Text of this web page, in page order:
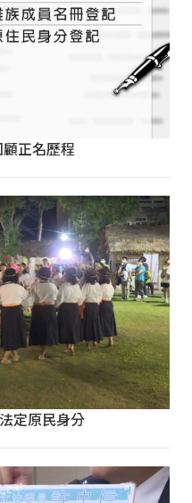
正名歷程
定原民身分